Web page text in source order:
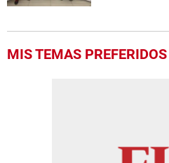
MIS TEMAS PREFERIDOS